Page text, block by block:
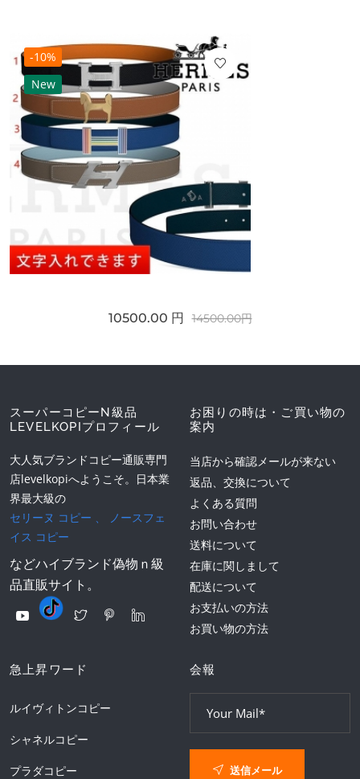
-10%
New
10500.00 円 14500.00円
スーパーコピーN級品
LEVELKOPIプロフィール
大人気ブランドコピー通販専門
店levelkopiへようこそ。日本業
界最大級の
セリーヌ コピー 、
ノースフェ
イス コピー
などハイブランド偽物ｎ級
品直販サイト。
お困りの時は・ご買い物の
案内
当店から確認メールが来ない
返品、交換について
よくある質問
お問い合わせ
送料について
在庫に関しまして
配送について
お支払いの方法
お買い物の方法
急上昇ワード
ルイヴィトンコピー
シャネルコピー
プラダコピー
会報
送信メール